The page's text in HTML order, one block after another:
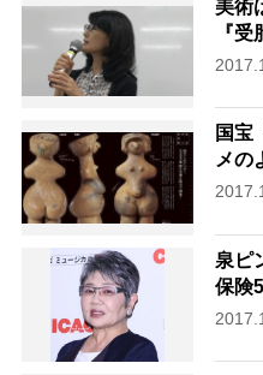
美術
『
国宝
メの
泉ピ
保険